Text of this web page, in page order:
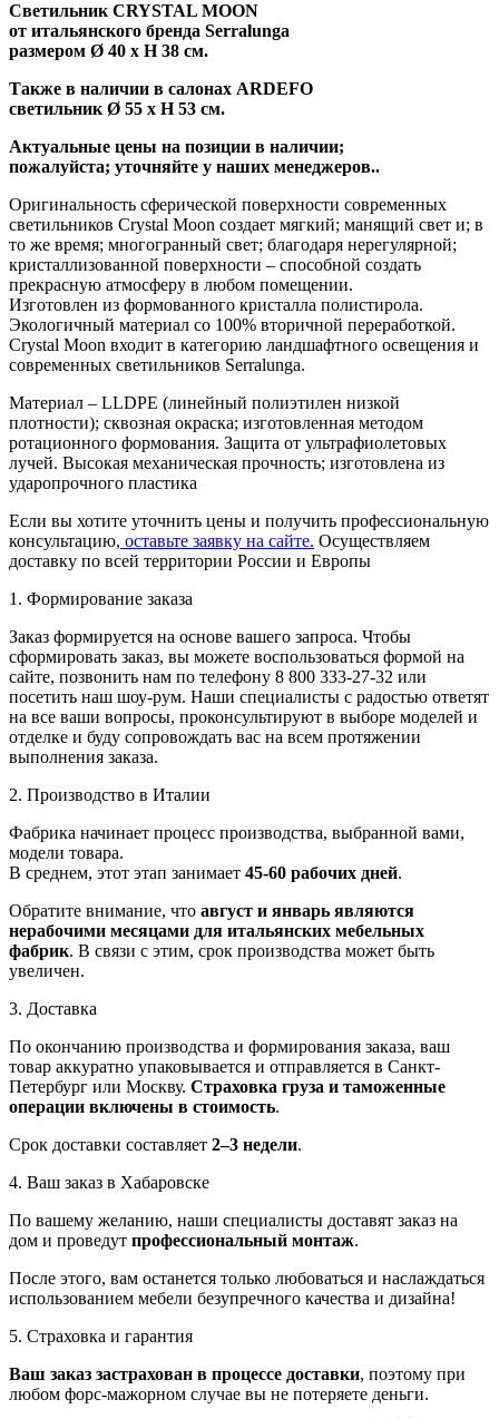
Светильник CRYSTAL MOON
от итальянского бренда Serralunga
размером Ø 40 x H 38 см.
Также в наличии в салонах ARDEFO
светильник Ø 55 x H 53 см.
Актуальные цены на позиции в наличии;
пожалуйста; уточняйте у наших менеджеров..
Оригинальность сферической поверхности современных
светильников Crystal Moon создает мягкий; манящий свет и; в
то же время; многогранный свет; благодаря нерегулярной;
кристаллизованной поверхности – способной создать
прекрасную атмосферу в любом помещении.
Изготовлен из формованного кристалла полистирола.
Экологичный материал со 100% вторичной переработкой.
Crystal Moon входит в категорию ландшафтного освещения и
современных светильников Serralunga.
Материал – LLDPE (линейный полиэтилен низкой
плотности); сквозная окраска; изготовленная методом
ротационного формования. Защита от ультрафиолетовых
лучей. Высокая механическая прочность; изготовлена ​​из
ударопрочного пластика
Если вы хотите уточнить цены и получить профессиональную
консультацию, оставьте заявку на сайте. Осуществляем
доставку по всей территории России и Европы
1. Формирование заказа
Заказ формируется на основе вашего запроса. Чтобы
сформировать заказ, вы можете воспользоваться формой на
сайте, позвонить нам по телефону 8 800 333-27-32 или
посетить наш шоу-рум. Наши специалисты с радостью ответят
на все ваши вопросы, проконсультируют в выборе моделей и
отделке и буду сопровождать вас на всем протяжении
выполнения заказа.
2. Производство в Италии
Фабрика начинает процесс производства, выбранной вами,
модели товара.
В среднем, этот этап занимает 45-60 рабочих дней.
Обратите внимание, что август и январь являются
нерабочими месяцами для итальянских мебельных
фабрик. В связи с этим, срок производства может быть
увеличен.
3. Доставка
По окончанию производства и формирования заказа, ваш
товар аккуратно упаковывается и отправляется в Санкт-
Петербург или Москву. Страховка груза и таможенные
операции включены в стоимость.
Срок доставки составляет 2–3 недели.
4. Ваш заказ в Хабаровске
По вашему желанию, наши специалисты доставят заказ на
дом и проведут профессиональный монтаж.
После этого, вам останется только любоваться и наслаждаться
использованием мебели безупречного качества и дизайна!
5. Страховка и гарантия
Ваш заказ застрахован в процессе доставки, поэтому при
любом форс-мажорном случае вы не потеряете деньги.